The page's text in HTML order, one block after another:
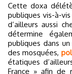
Cette doxa
publiques vis-à-
d’ailleurs aussi
détermine
publiques dans
des mosquées,
étatiques
France » afin de